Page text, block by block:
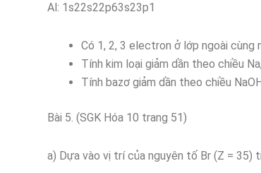
Al: 1s22s22p63s23p1
Có 1, 2, 3 electron ở lớp ngoài cùng
Tính kim loại giảm dần theo chiều
Tính bazơ giảm dần theo chiều
Bài 5. (SGK Hóa 10 trang 51)
a) Dựa vào vị trí của nguyên tố Br (Z = 35)